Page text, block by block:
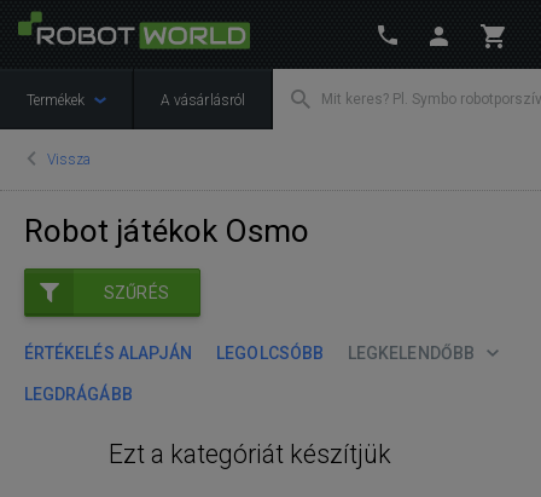
Termékek A vásárlásról
Vissza
Robot játékok Osmo
SZŰRÉS
ÉRTÉKELÉS ALAPJÁN LEGOLCSÓBB LEGKELENDŐBB
LEGDRÁGÁBB
Ezt a kategóriát készítjük